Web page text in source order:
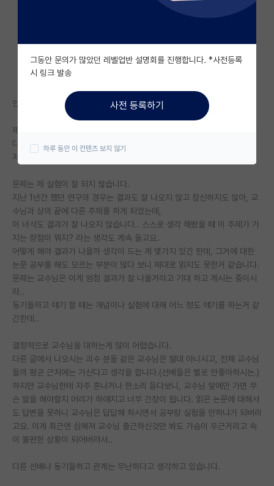
자유 게시판(아무개랩)
미국 유학 게시판
미국 대학원 합격 후기 게시판
대학원생 모집 게시판
연구실(PI) 홍보 게시판
석박사 채용 정보 게시판
임용 정보 게시판
학부 인턴 게시판
취업 게시판
PI 전용 게시판
특수/전문대학원 게시판
반도체/AI 게시판
장학금/장학생 게시판
학술 정보 게시판
안녕하세요. 공과계열에서 이제 2학기가 끝난 석사과정 대학원생입니다.
제목처럼 대학원을 자퇴하려는 생각이 들고있어서 글을 작성하게 되었습니
다.
저희 과는 sci 저널 논문에 투고를 해야하는 졸업 요건이 있습니다.
문제는 제 실험이 잘 되지 않습니다.
지난 1년간 했던 연구의 경우는 결과도 잘 나오지 않고 참신하지도 않아, 교
수님과 상의 끝에 다른 주제를 하게 되었는데,
이 녀석도 결과가 잘 나오지 않습니다.. 스스로 생각 해봤을 때 이 주제가 가
지는 장점이 뭐지? 라는 생각도 계속 들고요.
어떻게 해야 결과가 나올까 생각이 드는 게 몇가지 있긴 한데, 그거에 대한
논문 공부를 해도 모르는 부분이 많다 보니 제대로 읽지도 못한거 같습니다.
문제는 교수님은 이게 엄청 결과가 잘 나올거라고 기대 하고 계시는 중이시
라..
동기들하고 얘기 할 때는 개념이나 실험에 대해 어느 정도 얘기를 하는거 같
긴한데..
결정적으로 교수님을 대하는게 많이 어렵습니다.
다른 글에서 나오시는 괴수 분들 같은 교수님은 절대 아니시고, 전체 교수님
들의 평균 근처에는 가신다고 생각을 합니다.(선배들은 별로 안좋아하시는.)
하지만 교수님한테 자주 혼나거나 한소리 듣다보니, 교수님 앞에만 가면 무
슨 말을 해야할지 머리가 하얘지고 너무 긴장이 됩니다. 읽은 논문에 대해서
도 답변을 못하니 교수님은 답답해 하시면서 공부랑 실험을 안하냐가 되버리
고요. 이게 최근엔 심해져 교수님 출근하신것만 봐도 가슴이 두근거리고 속
이 불편한 상황이 되어버려서..
다른 선배나 동기들하고 관계는 무난하다고 생각하고 있습니다.
그동안 문의가 많았던 레벨업반 설명회를 진행합니다. *사전등록
시 링크 발송
사전 등록하기
하루 동안 이 컨텐츠 보지 않기